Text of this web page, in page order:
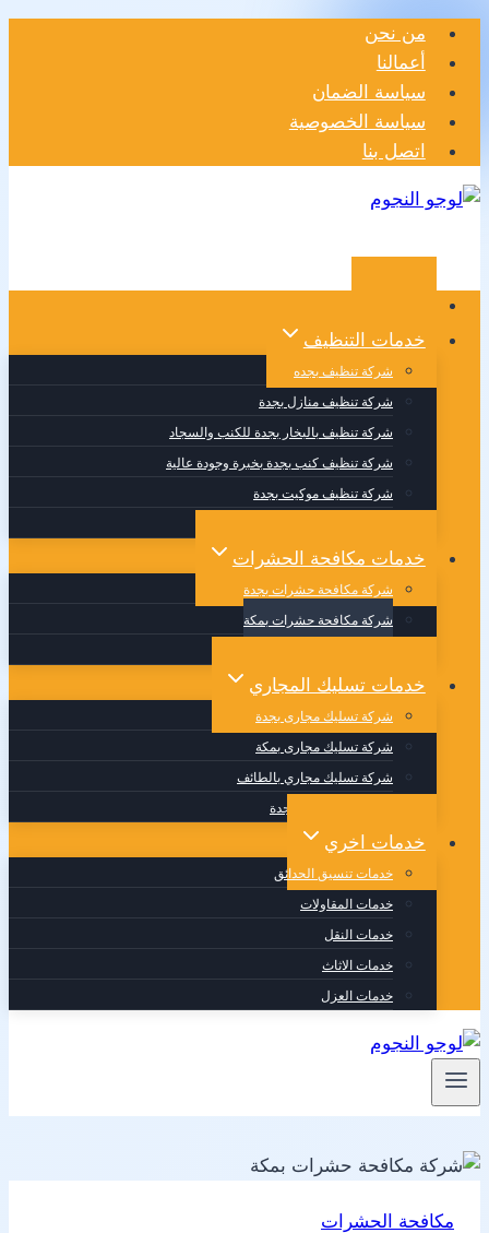
التجاوز
المحتوى
من نحن
أعمالنا
سياسة الضمان
سياسة الخصوصية
اتصل بنا
خدمات التنظيف
شركة تنظيف بجده
شركة تنظيف منازل بجدة
شركة تنظيف بالبخار بجدة للكنب والسجاد
شركة تنظيف كنب بجدة بخبرة وجودة عالية
شركة تنظيف موكيت بجدة
خدمات مكافحة الحشرات
شركة مكافحة حشرات بجدة
شركة مكافحة حشرات بمكة
خدمات تسليك المجاري
شركة تسليك مجارى بجدة
شركة تسليك مجارى بمكة
شركة تسليك مجاري بالطائف
وايت صرف صحي بجدة
خدمات اخري
خدمات تنسيق الحدائق
خدمات المقاولات
خدمات النقل
خدمات الاثاث
خدمات العزل
مكافحة الحشرات